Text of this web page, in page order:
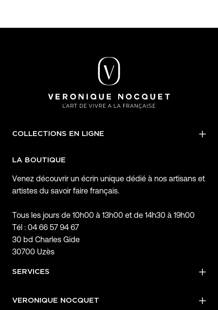
COLLECTIONS EN LIGNE
LA BOUTIQUE
Venez découvrir un écrin unique dédié à nos artisans et
artistes du savoir faire français.
Tous les jours de 10h00 à 13h00 et de 14h30 à 19h00
Tél : 04 66 57 94 67
30 bd Charles Gide
30700 Uzès
SERVICES
VERONIQUE NOCQUET